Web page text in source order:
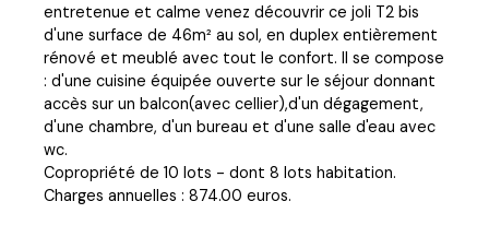
entretenue et calme venez découvrir ce joli T2 bis
d'une surface de 46m² au sol, en duplex entièrement
rénové et meublé avec tout le confort. Il se compose
: d'une cuisine équipée ouverte sur le séjour donnant
accès sur un balcon(avec cellier),d'un dégagement,
d'une chambre, d'un bureau et d'une salle d'eau avec
wc.
Copropriété de 10 lots - dont 8 lots habitation.
Charges annuelles : 874.00 euros.